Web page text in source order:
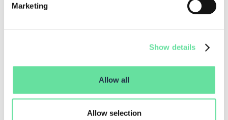
Marketing
Show details
Allow all
Allow selection
Doelgroep
Deze training is voor iedereen die hun ideeën of
plaats van aannames. Ook zeer geschikt voor
multidisciplinaire teams die willen leren hoe ze
van werken.